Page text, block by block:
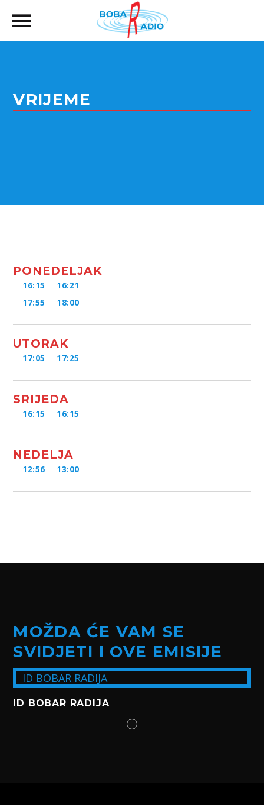
VRIJEME
PONEDELJAK
16:15
16:21
17:55
18:00
UTORAK
17:05 17:25
SRIJEDA
16:15 16:15
NEDELJA
12:56 13:00
MOŽDA ĆE VAM SE
SVIDJETI I OVE EMISIJE
ID BOBAR RADIJA